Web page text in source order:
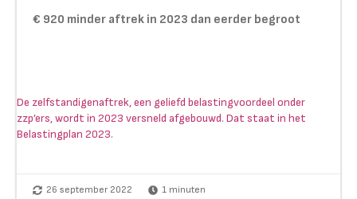
€ 920 minder aftrek in 2023 dan eerder begroot
De zelfstandigenaftrek, een geliefd belastingvoordeel onder
zzp’ers, wordt in 2023 versneld afgebouwd. Dat staat in het
Belastingplan 2023.
26 september 2022 1 minuten